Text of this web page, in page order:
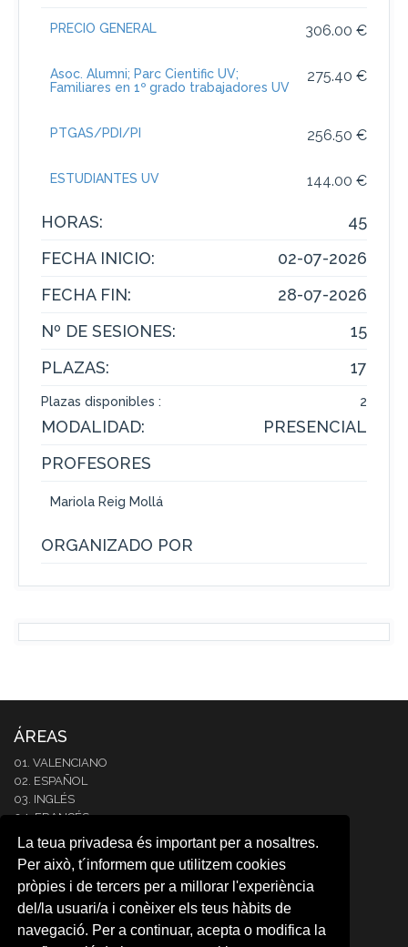
La teua privadesa és important per a nosaltres.
Per això, t´informem que utilitzem cookies
pròpies i de tercers per a millorar l'experiència
del/la usuari/a i conèixer els teus hàbits de
navegació. Per a continuar, acepta o modifica la
306.00 €
PRECIO GENERAL
275.40 €
Asoc. Alumni; Parc Cientific UV;
Familiares en 1º grado trabajadores UV
256.50 €
PTGAS/PDI/PI
144.00 €
ESTUDIANTES UV
HORAS:
45
FECHA INICIO:
02-07-2026
FECHA FIN:
28-07-2026
Nº DE SESIONES:
15
PLAZAS:
17
Plazas disponibles : 2
MODALIDAD:
PRESENCIAL
PROFESORES
Mariola Reig Mollá
ORGANIZADO POR
ÁREAS
01. VALENCIANO
02. ESPAÑOL
03. INGLÉS
04. FRANCÉS
05. ITALIANO
06. ALEMÁN
07. PORTUGUÉS
08. COREANO
09. ÁRABE
10. JAPONÉS